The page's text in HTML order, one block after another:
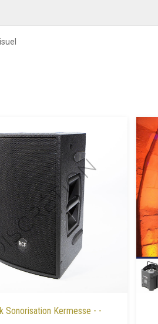
Sonorisation Kermesse - -